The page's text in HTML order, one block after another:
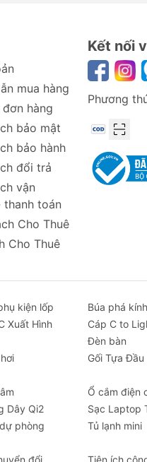
Jump Starter
laptop và các thiết
tình huống.
vệ thiết bị và xe.
mua hàng
hàng
bảo mật
bảo hành
đổi trả
vận
thanh toán
Cho Thuê
Cho Thuê
Kết nối
Phương
kiện lốp Búa phá
Xuất Hình Cáp C to
Đèn bàn
Gối Tựa
Ổ cắm điện
Dây Qi2 Sạc Laptop
phòng Tủ lạnh mini
đổi Tiện ích